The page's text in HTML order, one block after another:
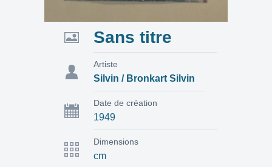
Sans titre
Silvin / Bronkart Silvin
Artiste
1949
Date de création
cm
Dimensions